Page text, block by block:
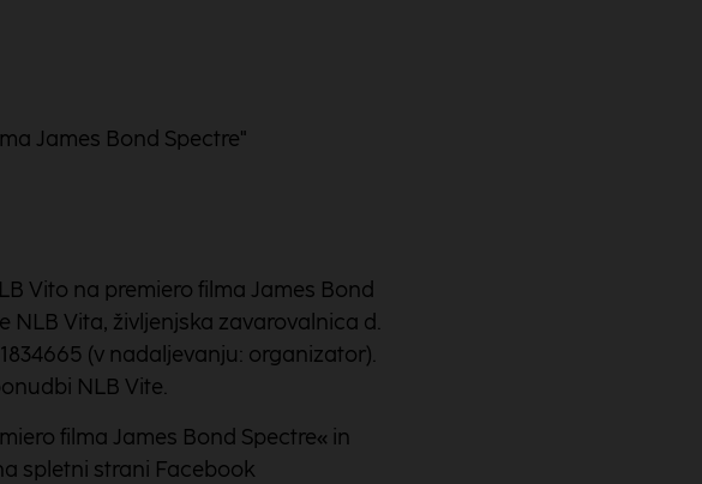
James Bond Spectre"
Vito na premiero filma James Bond
NLB Vita, življenjska zavarovalnica d.
(v nadaljevanju: organizator).
NLB Vite.
filma James Bond Spectre« in
spletni strani Facebook